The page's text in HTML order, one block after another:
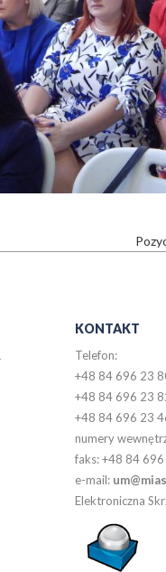
KONTAKT
Telefon:
+48 84 696 23
+48 84 696 23
+48 84 696 23
numery
faks: +48 84
e-mail:
Elektroniczna